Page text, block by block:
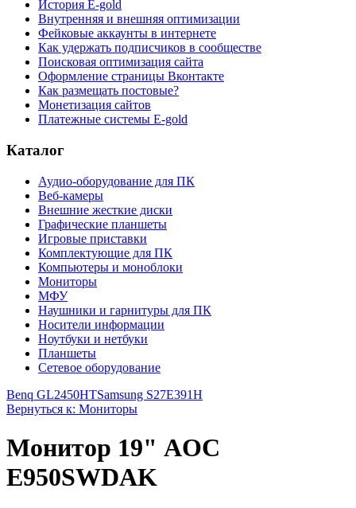
История E-gold
Внутренняя и внешняя оптимизации
Фейковые аккаунты в интернете
Как удержать подписчиков в сообществе
Поисковая оптимизация сайта
Оформление страницы Вконтакте
Как размещать постовые?
Монетизация сайтов
Платежные системы E-gold
Каталог
Аудио-оборудование для ПК
Веб-камеры
Внешние жесткие диски
Графические планшеты
Игровые приставки
Комплектующие для ПК
Компьютеры и моноблоки
Мониторы
МФУ
Наушники и гарнитуры для ПК
Носители информации
Ноутбуки и нетбуки
Планшеты
Сетевое оборудование
Benq GL2450HTSamsung S27E391H
Вернуться к: Мониторы
Монитор 19" AOC
E950SWDAK